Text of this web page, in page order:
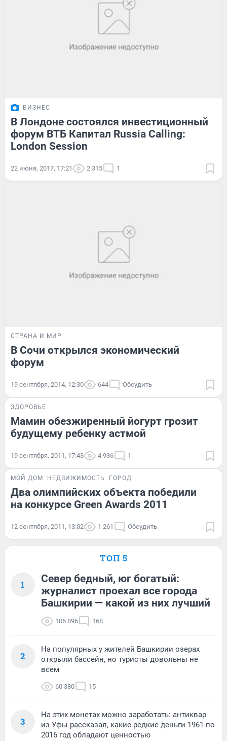
БИЗНЕС
В Лондоне состоялся инвестиционный
форум ВТБ Капитал Russia Calling:
London Session
22 июня, 2017, 17:21 2 315 1
СТРАНА И МИР
В Сочи открылся экономический
форум
19 сентября, 2014, 12:30 644 Обсудить
ЗДОРОВЬЕ
Мамин обезжиренный йогурт грозит
будущему ребенку астмой
19 сентября, 2011, 17:43 4 936 1
МОЙ ДОМ НЕДВИЖИМОСТЬ ГОРОД
Два олимпийских объекта победили
на конкурсе Green Awards 2011
12 сентября, 2011, 13:02 1 261 Обсудить
ТОП 5
1
Север бедный, юг богатый:
журналист проехал все города
Башкирии — какой из них лучший
105 896 168
2
На популярных у жителей Башкирии озерах
открыли бассейн, но туристы довольны не
всем
60 380 15
3
На этих монетах можно заработать: антиквар
из Уфы рассказал, какие редкие деньги 1961 по
2016 год обладают ценностью